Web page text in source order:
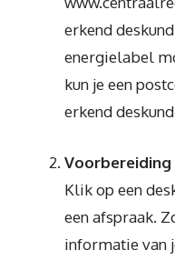
erkend
energielabel
kun je een
erkend
Voorbereiding
Klik op een
een afspraak.
informatie van